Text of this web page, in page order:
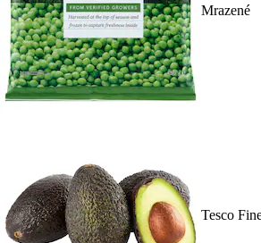
Mrazené
Tesco